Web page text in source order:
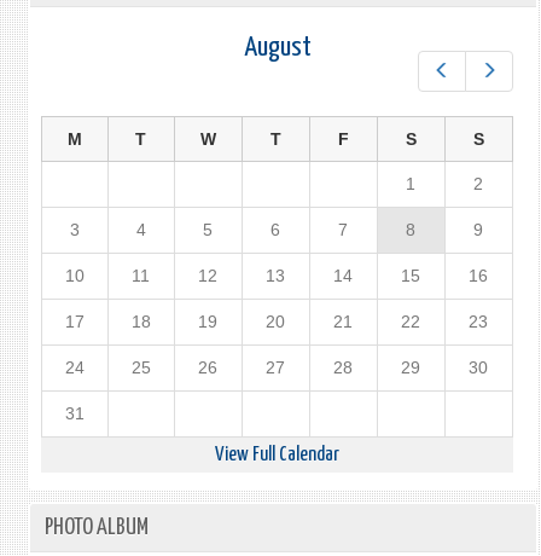
August
M T W T F S S
1 2
3 4 5 6 7 8 9
10 11 12 13 14 15 16
17 18 19 20 21 22 23
24 25 26 27 28 29 30
31
View Full Calendar
PHOTO ALBUM